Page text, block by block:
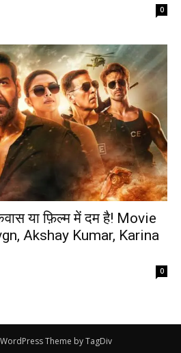
0
या फ़िल्म में दम है! Movie
Akshay Kumar, Karina
0
Theme by TagDiv